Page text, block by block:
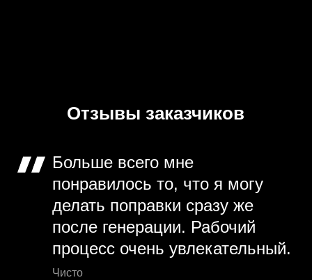
Отзывы заказчиков
Больше всего мне
понравилось то, что я могу
делать поправки сразу же
после генерации. Рабочий
процесс очень увлекательный.
Чисто